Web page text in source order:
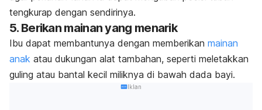
tengkurap dengan sendirinya.
5. Berikan mainan yang menarik
Ibu dapat membantunya dengan memberikan mainan
anak atau dukungan alat tambahan, seperti meletakkan
guling atau bantal kecil miliknya di bawah dada bayi.
Iklan